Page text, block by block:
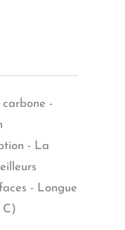
-
- La
- Longue
C)